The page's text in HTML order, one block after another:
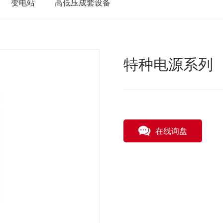
变电站 高低压成套设备
特种电源系列
在线询盘